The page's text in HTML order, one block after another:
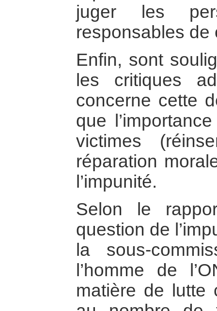
juger les
responsables de
Enfin, sont
les critiques
concerne cette
que
victimes
réparation
l’impunité.
Selon le
question de
la sous-
l’homme de
matière de lutte